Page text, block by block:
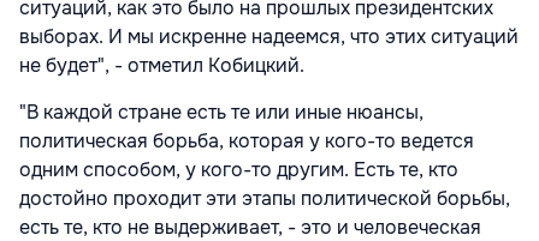
ситуаций, как это было на прошлых президентских
выборах. И мы искренне надеемся, что этих ситуаций
не будет", - отметил Кобицкий.
"В каждой стране есть те или иные нюансы,
политическая борьба, которая у кого-то ведется
одним способом, у кого-то другим. Есть те, кто
достойно проходит эти этапы политической борьбы,
есть те, кто не выдерживает, - это и человеческая